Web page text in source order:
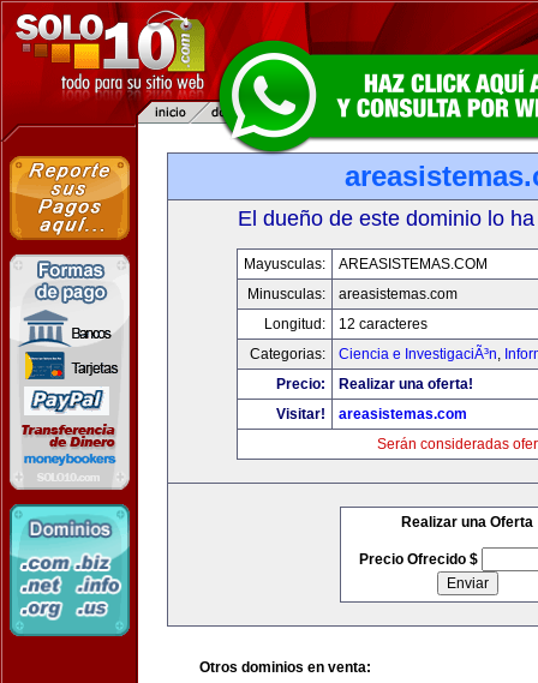
El dueño de este dominio lo
Mayusculas:
AREASISTEMAS.COM
Minusculas:
areasistemas.com
Longitud:
12 caracteres
Categorias:
Ciencia e InvestigaciÃ³n,
Precio:
Realizar una oferta!
Visitar!
areasistemas.com
Serán consideradas
Realizar una Oferta
Precio Ofrecido $
Otros dominios en venta: